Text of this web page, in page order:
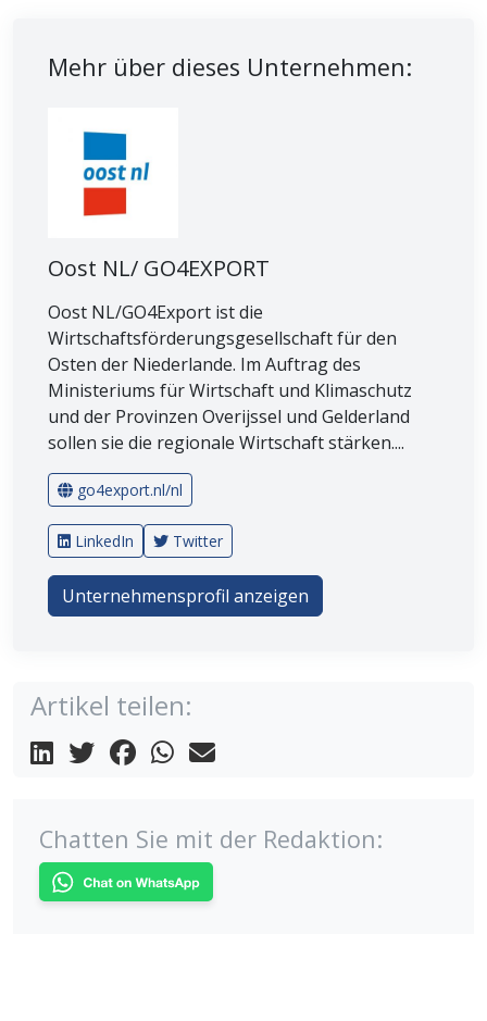
Mehr über dieses Unternehmen:
Oost NL/ GO4EXPORT
Oost NL/GO4Export ist die
Wirtschaftsförderungsgesellschaft für den
Osten der Niederlande. Im Auftrag des
Ministeriums für Wirtschaft und Klimaschutz
und der Provinzen Overijssel und Gelderland
sollen sie die regionale Wirtschaft stärken....
go4export.nl/nl
LinkedIn Twitter
Unternehmensprofil anzeigen
Artikel teilen:
Chatten Sie mit der Redaktion: